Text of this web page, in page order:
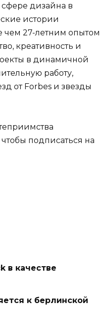
дизайна в
истории
27-летним опытом
креативность и
в динамичной
работу,
от Forbes и звезды
подписаться на
в качестве
к берлинской